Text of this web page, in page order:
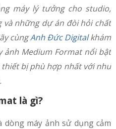
máy lý tưởng cho studio,
và những dự án đòi hỏi chất
cùngAnh Đức Digitalkhám
ảnh Medium Format nổi bật
bị phù hợp nhất với nhu
là gì?
máy ảnh sử dụng cảm